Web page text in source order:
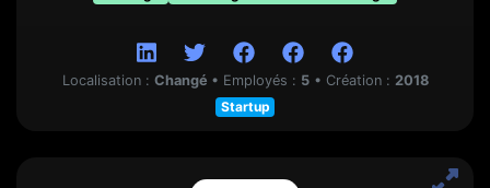
Localisation : Changé • Employés : 5 • Création : 2018
Startup